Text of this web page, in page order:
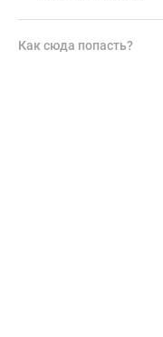
Как сюда попасть?